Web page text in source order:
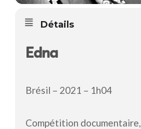
Détails
Edna
Brésil – 2021 – 1h04
Compétition documentaire,